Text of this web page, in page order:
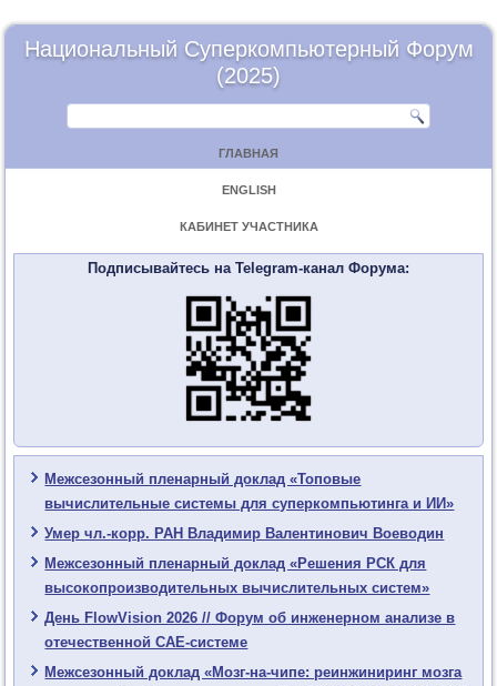
Национальный Суперкомпьютерный Форум
(2025)
ГЛАВНАЯ
ENGLISH
КАБИНЕТ УЧАСТНИКА
Подписывайтесь на Telegram-канал Форума:
Межсезонный пленарный доклад «Топовые
вычислительные системы для суперкомпьютинга и ИИ»
Умер чл.-корр. РАН Владимир Валентинович Воеводин
Межсезонный пленарный доклад «Решения РСК для
высокопроизводительных вычислительных систем»
День FlowVision 2026 // Форум об инженерном анализе в
отечественной CAE-системе
Межсезонный доклад «Мозг-на-чипе: реинжиниринг мозга